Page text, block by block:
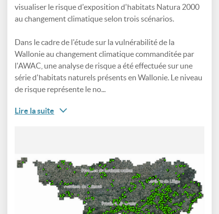
visualiser le risque d'exposition d'habitats Natura 2000
au changement climatique selon trois scénarios.
Dans le cadre de l'étude sur la vulnérabilité de la
Wallonie au changement climatique commanditée par
l'AWAC, une analyse de risque a été effectuée sur une
série d'habitats naturels présents en Wallonie. Le niveau
de risque représente le no...
Lire la suite